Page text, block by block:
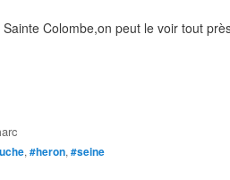
Colombe,on peut le voir tout
, #heron, #seine